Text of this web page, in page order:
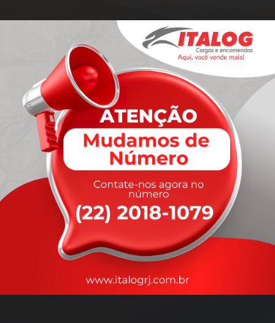
rapidez
que você precisa,
com a qualidade que vocêmerece.
Nossos motoristas são treinados para garantir a máxima
durante o transporte, com rastreamento em tempo real.